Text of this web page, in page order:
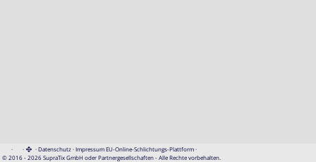
· · ·Datenschutz·Impressum EU-Online-Schlichtungs-Plattform·
© 2016 - 2026 SupraTix GmbH oder Partnergesellschaften - Alle Rechte vorbehalten.